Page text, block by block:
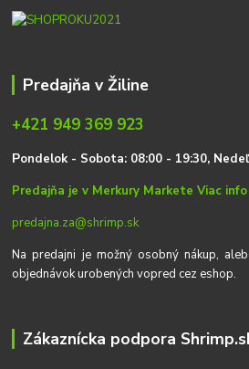
Predajňa v Žiline
+421 949 369 923
Pondelok - Sobota: 08:00 - 19:30,
Predajňa je v Merkury MarketeViac info
predajna.za@shrimp.sk
Na predajni je možný osobný nákup,
objednávok urobených vopred cez eshop.
Zákaznícka podpora